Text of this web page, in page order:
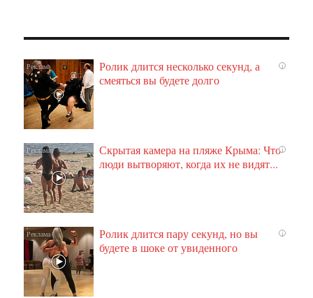
i
Ролик длится несколько секунд, а
смеяться вы будете долго
i
Скрытая камера на пляже Крыма: Что
люди вытворяют, когда их не видят...
i
Ролик длится пару секунд, но вы
будете в шоке от увиденного